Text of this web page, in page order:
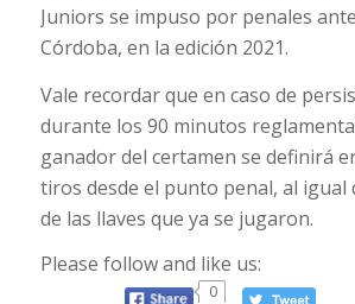
Juniors se impuso por penales
Córdoba, en la edición 2021.
Vale recordar que en caso de
durante los 90 minutos
ganador del certamen se definirá
tiros desde el punto penal, al igual
de las llaves que ya se jugaron.
Please follow and like us:
0